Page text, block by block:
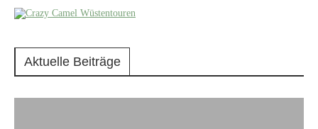
Aktuelle Beiträge